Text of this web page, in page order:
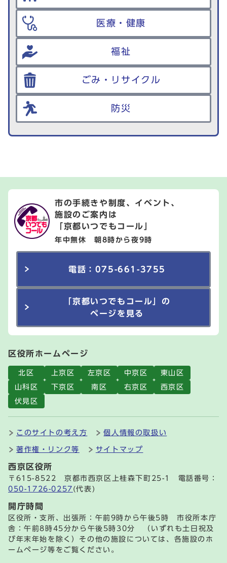
医療・健康
福祉
ごみ・リサイクル
防災
市の手続きや制度、イベント、
施設のご案内は
「京都いつでもコール」
年中無休 朝8時から夜9時
電話：075-661-3755
「京都いつでもコール」の
ページを見る
区役所ホームページ
北区 上京区 左京区 中京区
東山区
山科区
下京区 南区 右京区
西京区
伏見区
このサイトの考え方 個人情報の取扱い
著作権・リンク等 サイトマップ
西京区役所
〒615-8522 京都市西京区上桂森下町25-1 電話番号：
050-1726-0257 (代表)
開庁時間
区役所・支所、出張所：午前9時から午後5時 市役所本庁
舎：午前8時45分から午後5時30分 （いずれも土日祝及
び年末年始を除く）その他の施設については、各施設のホ
ームページ等をご覧ください。